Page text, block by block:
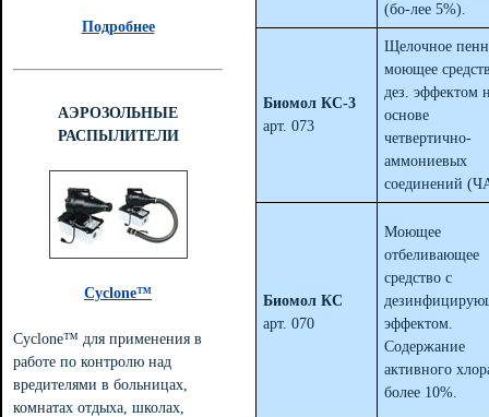
Подробнее
АЭРОЗОЛЬНЫЕ
РАСПЫЛИТЕЛИ
Cyclone™
Cyclone™ для применения в
работе по контролю над
вредителями в больницах,
комнатах отдыха, школах,
(бо-лее 5%).
Биомол КС-3
арт. 073
Щелочное
моющее
дез. эффектом
основе
четвертично-
аммониевых
соединений
Биомол КС
арт. 070
Моющее
отбеливающее
средство с
эффектом.
Содержание
активного
более 10%.